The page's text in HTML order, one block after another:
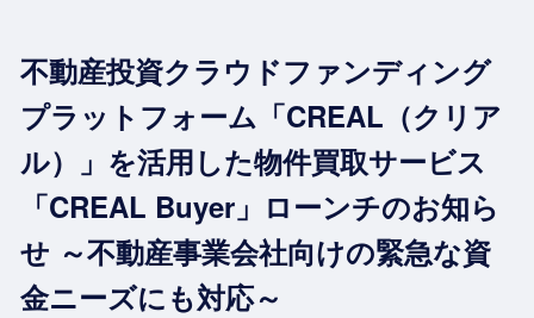
不動産投資クラウドファンディング
プラットフォーム「CREAL（クリア
ル）」を活用した物件買取サービス
「CREAL Buyer」ローンチのお知ら
せ ～不動産事業会社向けの緊急な資
金ニーズにも対応～